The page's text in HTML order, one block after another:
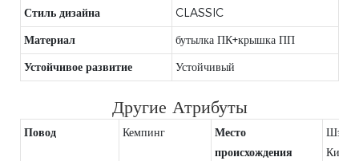
Стиль дизайна
CLASSIC
Материал
бутылка ПК+крышка ПП
Устойчивое развитие
Устойчивый
Другие Атрибуты
Повод Кемпинг
Место
происхождения
Китай